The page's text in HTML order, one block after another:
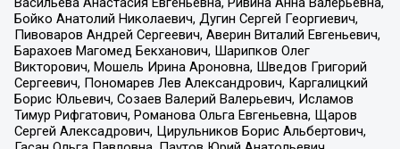
Бойко Анатолий Николаевич, Дугин Сергей Георгиевич,
Пивоваров Андрей Сергеевич, Аверин Виталий Евгеньевич,
Барахоев Магомед Бекханович, Шарипков Олег
Викторович, Мошель Ирина Ароновна, Шведов Григорий
Сергеевич, Пономарев Лев Александрович, Каргалицкий
Борис Юльевич, Созаев Валерий Валерьевич, Исламов
Тимур Рифгатович, Романова Ольга Евгеньевна, Щаров
Сергей Алексадрович, Цирульников Борис Альбертович,